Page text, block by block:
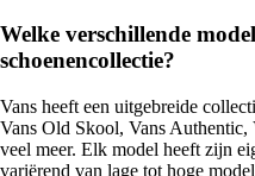
Welke verschillende
schoenencollectie?
Vans heeft een uitgebreide
Vans Old Skool, Vans
veel meer. Elk model heeft zijn
variërend van lage tot hoge